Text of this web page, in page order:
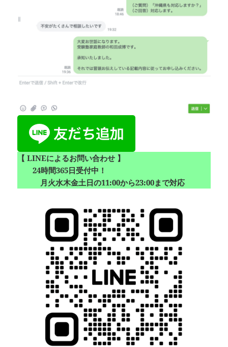
【 LINEによるお問い合わせ 】
24時間365日受付中！
月火水木金土日の11:00から23:00まで対応